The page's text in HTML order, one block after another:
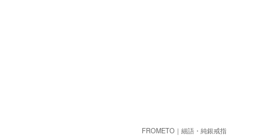
FROMETO｜細語・純銀戒指